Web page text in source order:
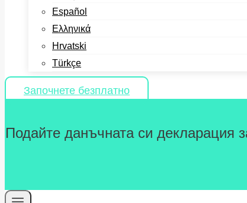
Español
Ελληνικά
Hrvatski
Türkçe
Започнете безплатно
Подайте данъчната си декларация